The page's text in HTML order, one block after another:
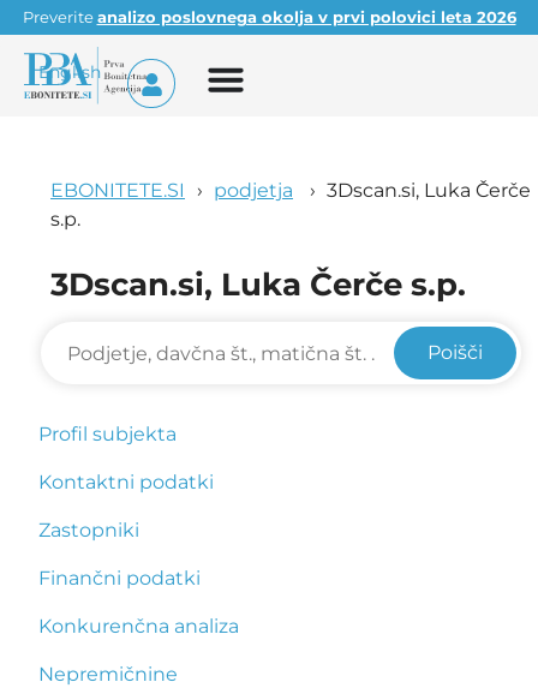
Preveriteanalizo poslovnega okolja v prvi polovici leta 2026
English
EBONITETE.SI podjetja
3Dscan.si, Luka Čerče
s.p.
3Dscan.si, Luka Čerče s.p.
Poišči
Profil subjekta
Kontaktni podatki
Zastopniki
Finančni podatki
Konkurenčna analiza
Nepremičnine